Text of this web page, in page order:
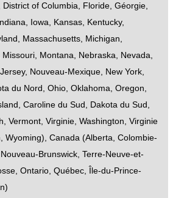
District of Columbia, Floride, Géorgie,
Indiana, Iowa, Kansas, Kentucky,
, Massachusetts, Michigan,
Missouri, Montana, Nebraska, Nevada,
, Nouveau-Mexique, New York,
du Nord , Ohio, Oklahoma, Oregon,
, Caroline du Sud , Dakota du Sud ,
, Vermont, Virginie, Washington, Virginie
, Wyoming), Canada (Alberta, Colombie-
Nouveau-Brunswick, Terre-Neuve-et-
, Ontario, Québec,
Île-du-Prince-
)